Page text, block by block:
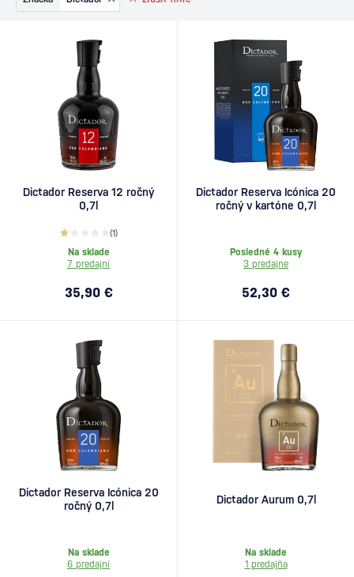
Dictador Reserva 12 ročný
0,7l
(1)
Na sklade
7 predajní
35,90 €
Dictador Reserva Icónica 20
ročný v kartóne 0,7l
Posledné 4 kusy
3 predajne
52,30 €
Dictador Reserva Icónica 20
ročný 0,7l
Na sklade
6 predajní
Dictador Aurum 0,7l
Na sklade
1 predajňa